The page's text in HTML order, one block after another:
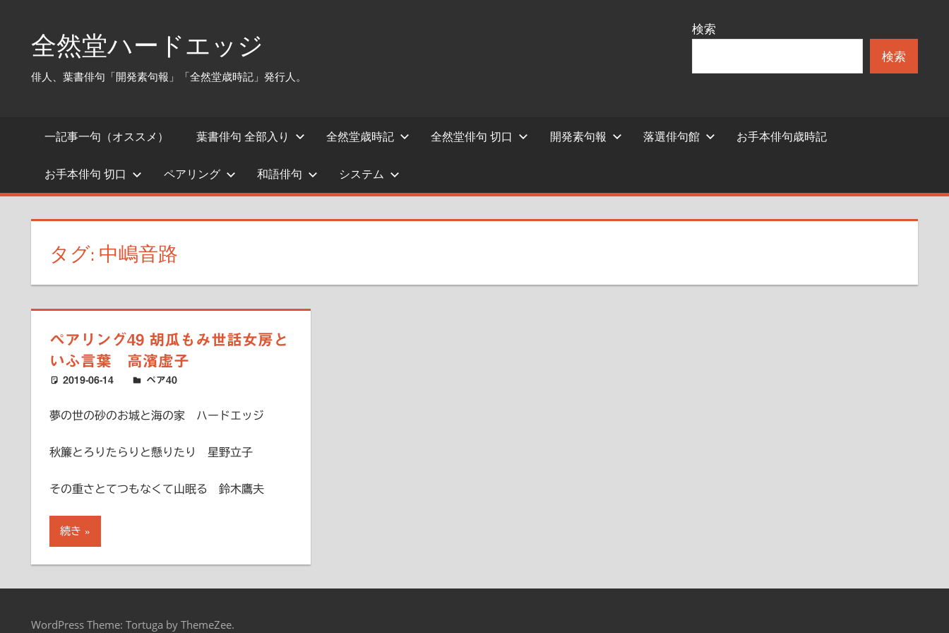
プ
全然堂ハードエッジ
俳人、葉書俳句「開発素句報」「全然堂歳時記」発行人。
検索
検索
一記事一句（オススメ） 葉書俳句 全部入り 全然堂歳時記 全然堂俳句 切口 開発素句報 落選俳句館 お手本俳句歳時記
お手本俳句 切口 ペアリング 和語俳句 システム
タグ:中嶋音路
ペアリング49 胡瓜もみ世話女房と
いふ言葉 高濱虚子
2019-06-14 ハードエッジ
ペア40
夢の世の砂のお城と海の家 ハードエッジ
秋簾とろりたらりと懸りたり 星野立子
その重さとてつもなくて山眠る 鈴木鷹夫
続き
WordPress Theme: Tortuga by ThemeZee.